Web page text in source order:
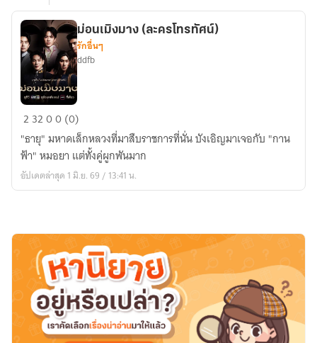
ม่อน
มาง
(ละคร
โทรทัศน์)
ม่อนเมิงมาง (ละครโทรทัศน์)
รักอื่นๆ
ddfb
2 3200 (0)
"ธายุ" มหาดเล็กหลวงที่มาสืบราชการที่นั่น บังเอิญมาเจอกับ "กาน
ฟ้า" หมอยา แต่ทั้งคู่ผูกพันมาก
อัปเดตล่าสุด 1 มิ.ย. 69 / 13:41 น.